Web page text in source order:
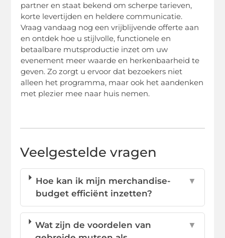
partner en staat bekend om scherpe tarieven,
korte levertijden en heldere communicatie.
Vraag vandaag nog een vrijblijvende offerte aan
en ontdek hoe u stijlvolle, functionele en
betaalbare mutsproductie inzet om uw
evenement meer waarde en herkenbaarheid te
geven. Zo zorgt u ervoor dat bezoekers niet
alleen het programma, maar ook het aandenken
met plezier mee naar huis nemen.
Veelgestelde vragen
Hoe kan ik mijn merchandise-
budget efficiënt inzetten?
▼
Wat zijn de voordelen van
▼